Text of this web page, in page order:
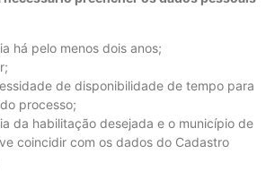
há pelo menos dois anos;
de disponibilidade de tempo para
processo;
da habilitação desejada e o município de
coincidir com os dados do Cadastro